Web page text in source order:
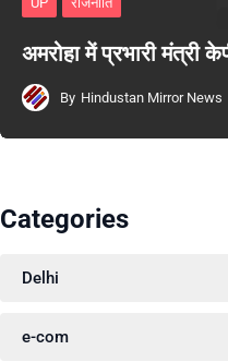
अमरोहा में प्रभारी मंत्री
By Hindustan Mirror News
Categories
Delhi
e-com